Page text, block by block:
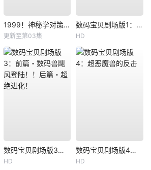
1999！神秘学对策部国语
更新至第03集
数码宝贝剧场版1：滚球兽诞生之谜
HD
数码宝贝剧场版3：前篇・数码兽飓风登陆！！后篇・超绝进化！
HD
数码宝贝剧场版4：超恶魔兽的反击
HD